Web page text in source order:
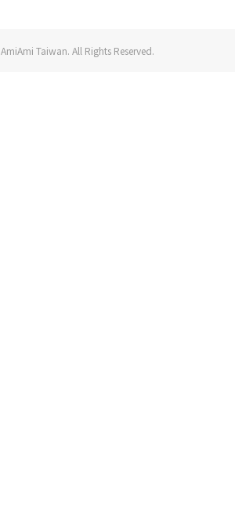
Taiwan. All Rights Reserved.